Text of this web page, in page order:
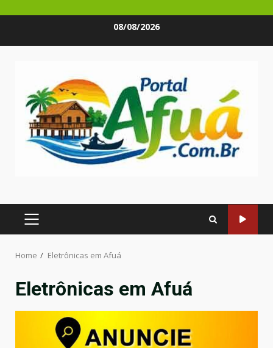
08/08/2026
PRIMARY
Home Eletrônicas em Afuá
Eletrônicas em Afuá